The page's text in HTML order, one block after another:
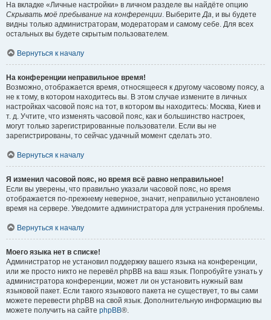
На вкладке «Личные настройки» в личном разделе вы найдёте опцию
Скрывать моё пребывание на конференции. ВыберитеДа, и вы будете
видны только администраторам, модераторам и самому себе. Для всех
остальных вы будете скрытым пользователем.
Вернуться к началу
На конференции неправильное время!
Возможно, отображается время, относящееся к другому часовому поясу, а
не к тому, в котором находитесь вы. В этом случае измените в личных
настройках часовой пояс на тот, в котором вы находитесь: Москва, Киев и
т. д. Учтите, что изменять часовой пояс, как и большинство настроек,
могут только зарегистрированные пользователи. Если вы не
зарегистрированы, то сейчас удачный момент сделать это.
Вернуться к началу
Я изменил часовой пояс, но время всё равно неправильное!
Если вы уверены, что правильно указали часовой пояс, но время
отображается по-прежнему неверное, значит, неправильно установлено
время на сервере. Уведомите администратора для устранения проблемы.
Вернуться к началу
Моего языка нет в списке!
Администратор не установил поддержку вашего языка на конференции,
или же просто никто не перевёл phpBB на ваш язык. Попробуйте узнать у
администратора конференции, может ли он установить нужный вам
языковой пакет. Если такого языкового пакета не существует, то вы сами
можете перевести phpBB на свой язык. Дополнительную информацию вы
можете получить на сайте phpBB®.